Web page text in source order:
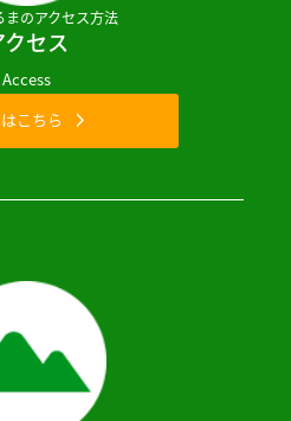
まのアクセス方法
クセス
Access
こちら